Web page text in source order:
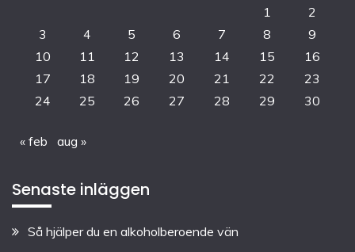
1
2
3
4 5 6 7 8
9
10
11 12 13 14 15
16
17
18 19 20 21 22
23
24
25 26 27 28 29 30
« feb aug »
Senaste inläggen
Så hjälper du en alkoholberoende vän